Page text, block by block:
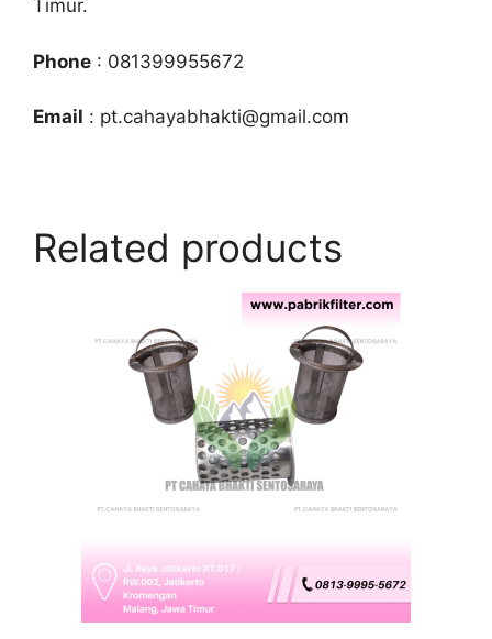
Timur.
Phone : 081399955672
Email : pt.cahayabhakti@gmail.com
Related products